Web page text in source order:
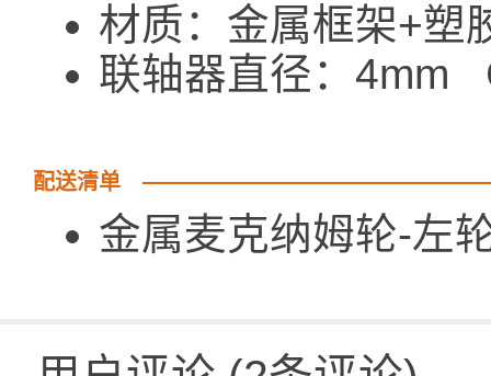
材质：金属框架+塑
联轴器直径：4mm
配送清单
金属麦克纳姆轮